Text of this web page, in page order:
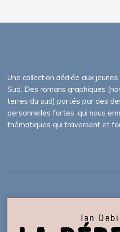
Une collection dédiée aux
Sud. Des romans graphiques
terres du sud) portés par des
personnelles fortes, qui nous
thématiques qui traversent et